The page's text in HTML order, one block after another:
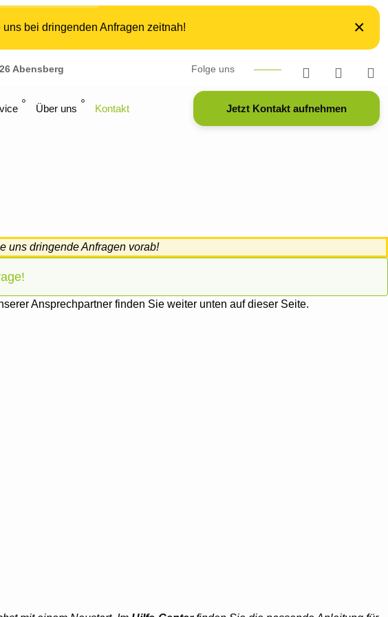
bei dringenden Anfragen zeitnah! ×
Abensberg Folge uns
Über uns Kontakt Jetzt Kontakt aufnehmen
uns dringende Anfragen vorab!
Ansprechpartner finden Sie weiter unten auf dieser Seite.